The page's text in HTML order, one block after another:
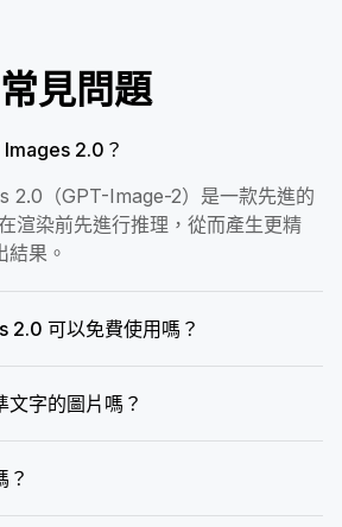
常見問題
2.0？
2.0（GPT-Image-2）是一款先進的
渲染前先進行推理，從而產生更精
結果。
2.0 可以免費使用嗎？
文字的圖片嗎？
？